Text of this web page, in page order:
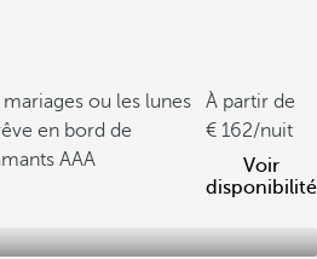
ou les lunes
en bord de
AAA
À partir de
162/nuit
Voir
disponibilité